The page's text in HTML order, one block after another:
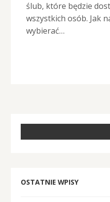
ślub, które będzie
wszystkich osób. Jak
wybierać…
OSTATNIE WPISY